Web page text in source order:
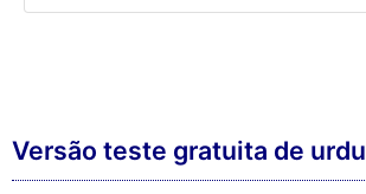
Versão teste gratuita de urdu